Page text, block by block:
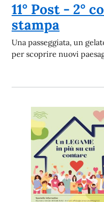
11° Post - 2°
stampa
Una passeggiata, un
per scoprire nuovi